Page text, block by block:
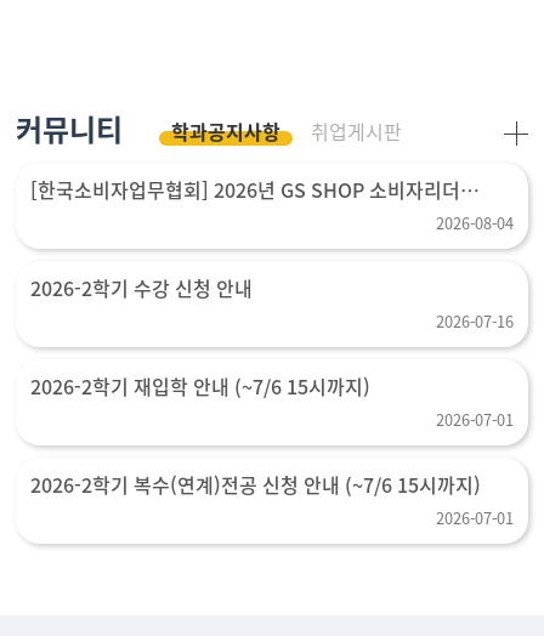
커뮤니티 학과공지사항
취업게시판
[한국소비자업무협회] 2026년 GS SHOP 소비자리더
2026-08-04
2026-2학기 수강 신청 안내
2026-07-16
2026-2학기 재입학 안내 (~7/6 15시까지)
2026-07-01
2026-2학기 복수(연계)전공 신청 안내 (~7/6 15시까지)
2026-07-01